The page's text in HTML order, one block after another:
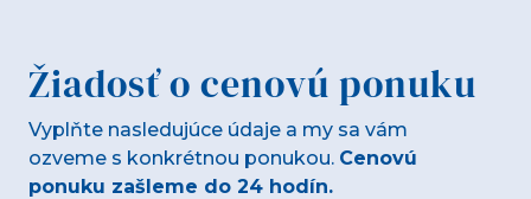
Žiadosť o cenovú ponuku
Vyplňte nasledujúce údaje a my sa vám
ozveme s konkrétnou ponukou. Cenovú
ponuku zašleme do 24 hodín.